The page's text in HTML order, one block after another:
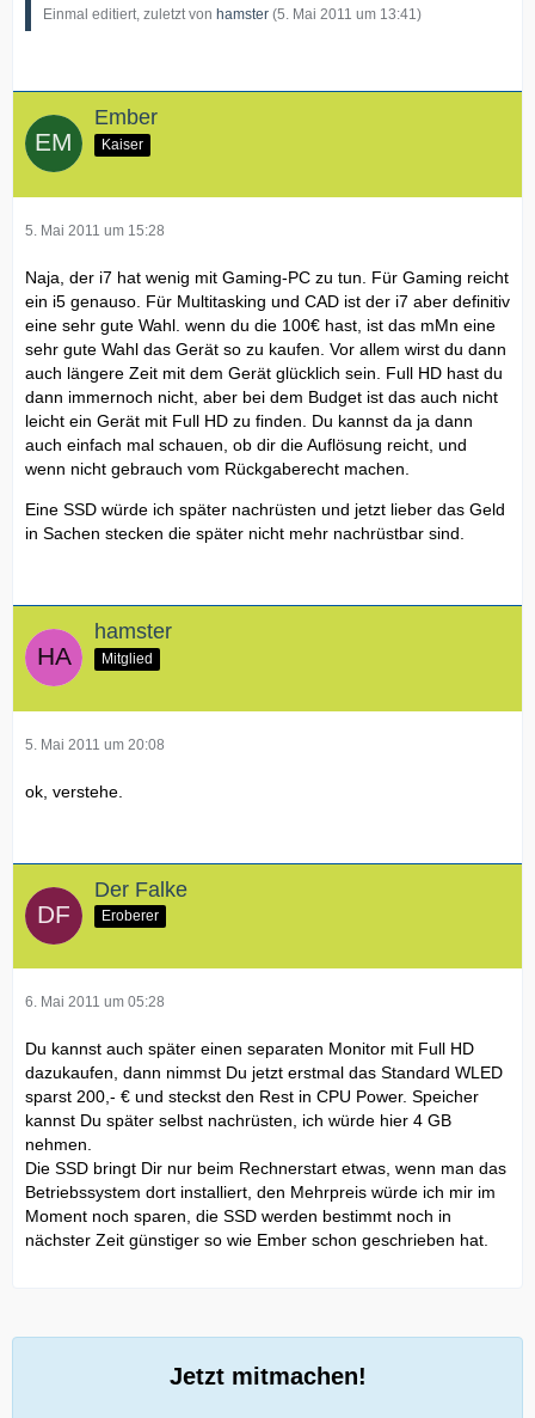
Einmal editiert, zuletzt von hamster (5. Mai 2011 um 13:41)
Ember
Kaiser
5. Mai 2011 um 15:28
Naja, der i7 hat wenig mit Gaming-PC zu tun. Für Gaming reicht
ein i5 genauso. Für Multitasking und CAD ist der i7 aber definitiv
eine sehr gute Wahl. wenn du die 100€ hast, ist das mMn eine
sehr gute Wahl das Gerät so zu kaufen. Vor allem wirst du dann
auch längere Zeit mit dem Gerät glücklich sein. Full HD hast du
dann immernoch nicht, aber bei dem Budget ist das auch nicht
leicht ein Gerät mit Full HD zu finden. Du kannst da ja dann
auch einfach mal schauen, ob dir die Auflösung reicht, und
wenn nicht gebrauch vom Rückgaberecht machen.
Eine SSD würde ich später nachrüsten und jetzt lieber das Geld
in Sachen stecken die später nicht mehr nachrüstbar sind.
hamster
Mitglied
5. Mai 2011 um 20:08
ok, verstehe.
Der Falke
Eroberer
6. Mai 2011 um 05:28
Du kannst auch später einen separaten Monitor mit Full HD
dazukaufen, dann nimmst Du jetzt erstmal das Standard WLED
sparst 200,- € und steckst den Rest in CPU Power. Speicher
kannst Du später selbst nachrüsten, ich würde hier 4 GB
nehmen.
Die SSD bringt Dir nur beim Rechnerstart etwas, wenn man das
Betriebssystem dort installiert, den Mehrpreis würde ich mir im
Moment noch sparen, die SSD werden bestimmt noch in
nächster Zeit günstiger so wie Ember schon geschrieben hat.
Jetzt mitmachen!